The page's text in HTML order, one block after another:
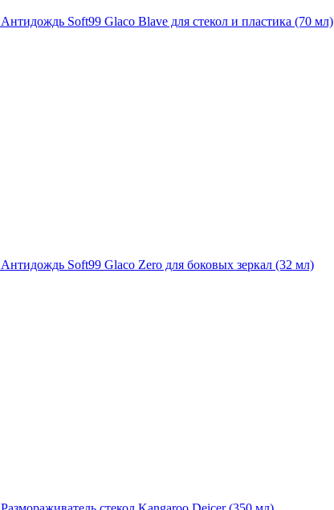
Антидождь Soft99 Glaco Blave для стекол и пластика (70 мл)
Антидождь Soft99 Glaco Zero для боковых зеркал (32 мл)